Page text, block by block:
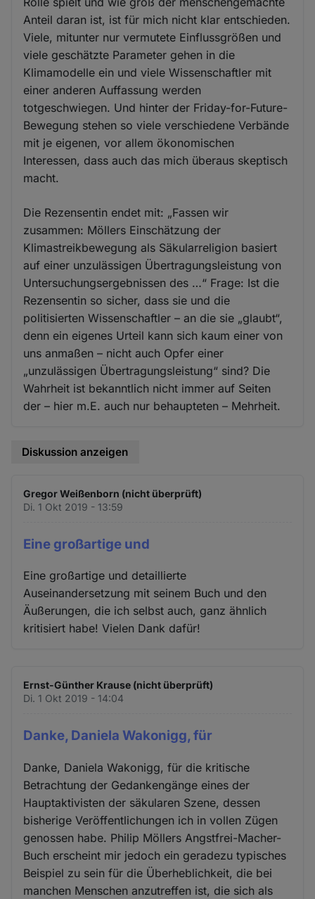
Anteil daran ist, ist für mich nicht klar entschieden.
Viele, mitunter nur vermutete Einflussgrößen und
viele geschätzte Parameter gehen in die
Klimamodelle ein und viele Wissenschaftler mit
einer anderen Auffassung werden
totgeschwiegen. Und hinter der Friday-for-Future-
Bewegung stehen so viele verschiedene Verbände
mit je eigenen, vor allem ökonomischen
Interessen, dass auch das mich überaus skeptisch
macht.
Die Rezensentin endet mit: „Fassen wir
zusammen: Möllers Einschätzung der
Klimastreikbewegung als Säkularreligion basiert
auf einer unzulässigen Übertragungsleistung von
Untersuchungsergebnissen des …“ Frage: Ist die
Rezensentin so sicher, dass sie und die
politisierten Wissenschaftler – an die sie „glaubt“,
denn ein eigenes Urteil kann sich kaum einer von
uns anmaßen – nicht auch Opfer einer
„unzulässigen Übertragungsleistung“ sind? Die
Wahrheit ist bekanntlich nicht immer auf Seiten
der – hier m.E. auch nur behaupteten – Mehrheit.
Diskussion anzeigen
Gregor Weißenborn (nicht überprüft)
Di. 1 Okt 2019 - 13:59
Eine großartige und
Eine großartige und detaillierte
Auseinandersetzung mit seinem Buch und den
Äußerungen, die ich selbst auch, ganz ähnlich
kritisiert habe! Vielen Dank dafür!
Ernst-Günther Krause (nicht überprüft)
Di. 1 Okt 2019 - 14:04
Danke, Daniela Wakonigg, für
Danke, Daniela Wakonigg, für die kritische
Betrachtung der Gedankengänge eines der
Hauptaktivisten der säkularen Szene, dessen
bisherige Veröffentlichungen ich in vollen Zügen
genossen habe. Philip Möllers Angstfrei-Macher-
Buch erscheint mir jedoch ein geradezu typisches
Beispiel zu sein für die Überheblichkeit, die bei
manchen Menschen anzutreffen ist, die sich als